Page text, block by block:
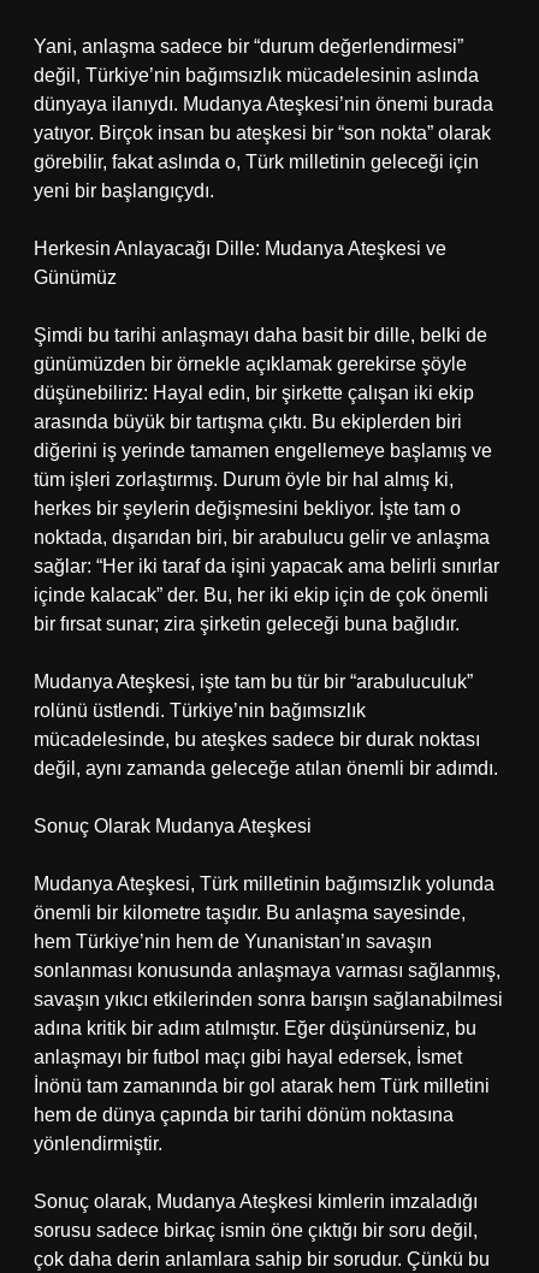
Yani, anlaşma sadece bir “durum değerlendirmesi”
değil, Türkiye’nin bağımsızlık mücadelesinin aslında
dünyaya ilanıydı. Mudanya Ateşkesi’nin önemi burada
yatıyor. Birçok insan bu ateşkesi bir “son nokta” olarak
görebilir, fakat aslında o, Türk milletinin geleceği için
yeni bir başlangıçydı.
Herkesin Anlayacağı Dille: Mudanya Ateşkesi ve
Günümüz
Şimdi bu tarihi anlaşmayı daha basit bir dille, belki de
günümüzden bir örnekle açıklamak gerekirse şöyle
düşünebiliriz: Hayal edin, bir şirkette çalışan iki ekip
arasında büyük bir tartışma çıktı. Bu ekiplerden biri
diğerini iş yerinde tamamen engellemeye başlamış ve
tüm işleri zorlaştırmış. Durum öyle bir hal almış ki,
herkes bir şeylerin değişmesini bekliyor. İşte tam o
noktada, dışarıdan biri, bir arabulucu gelir ve anlaşma
sağlar: “Her iki taraf da işini yapacak ama belirli sınırlar
içinde kalacak” der. Bu, her iki ekip için de çok önemli
bir fırsat sunar; zira şirketin geleceği buna bağlıdır.
Mudanya Ateşkesi, işte tam bu tür bir “arabuluculuk”
rolünü üstlendi. Türkiye’nin bağımsızlık
mücadelesinde, bu ateşkes sadece bir durak noktası
değil, aynı zamanda geleceğe atılan önemli bir adımdı.
Sonuç Olarak Mudanya Ateşkesi
Mudanya Ateşkesi, Türk milletinin bağımsızlık yolunda
önemli bir kilometre taşıdır. Bu anlaşma sayesinde,
hem Türkiye’nin hem de Yunanistan’ın savaşın
sonlanması konusunda anlaşmaya varması sağlanmış,
savaşın yıkıcı etkilerinden sonra barışın sağlanabilmesi
adına kritik bir adım atılmıştır. Eğer düşünürseniz, bu
anlaşmayı bir futbol maçı gibi hayal edersek, İsmet
İnönü tam zamanında bir gol atarak hem Türk milletini
hem de dünya çapında bir tarihi dönüm noktasına
yönlendirmiştir.
Sonuç olarak, Mudanya Ateşkesi kimlerin imzaladığı
sorusu sadece birkaç ismin öne çıktığı bir soru değil,
çok daha derin anlamlara sahip bir sorudur. Çünkü bu